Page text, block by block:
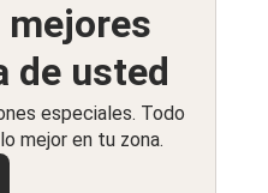
mejores
de usted
especiales. Todo
mejor en tu zona.